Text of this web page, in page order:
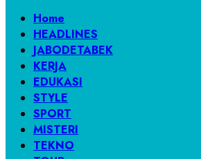
Home
HEADLINES
JABODETABEK
KERJA
EDUKASI
STYLE
SPORT
MISTERI
TEKNO